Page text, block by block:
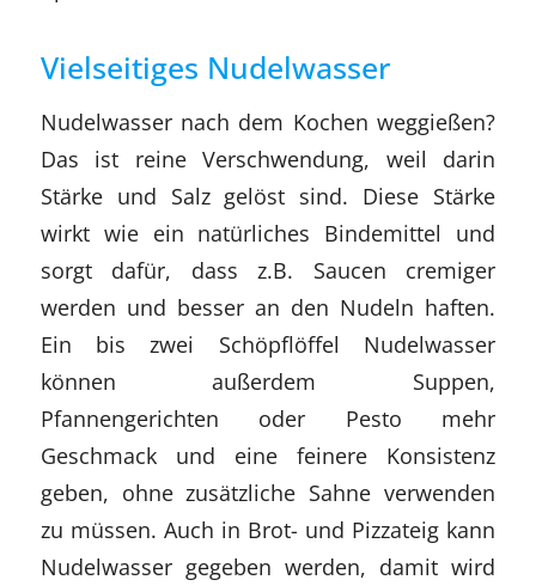
Vielseitiges Nudelwasser
Nudelwasser nach dem Kochen weggießen?
Das ist reine Verschwendung, weil darin
Stärke und Salz gelöst sind. Diese Stärke
wirkt wie ein natürliches Bindemittel und
sorgt dafür, dass z.B. Saucen cremiger
werden und besser an den Nudeln haften.
Ein bis zwei Schöpflöffel Nudelwasser
können außerdem Suppen,
Pfannengerichten oder Pesto mehr
Geschmack und eine feinere Konsistenz
geben, ohne zusätzliche Sahne verwenden
zu müssen. Auch in Brot- und Pizzateig kann
Nudelwasser gegeben werden, damit wird